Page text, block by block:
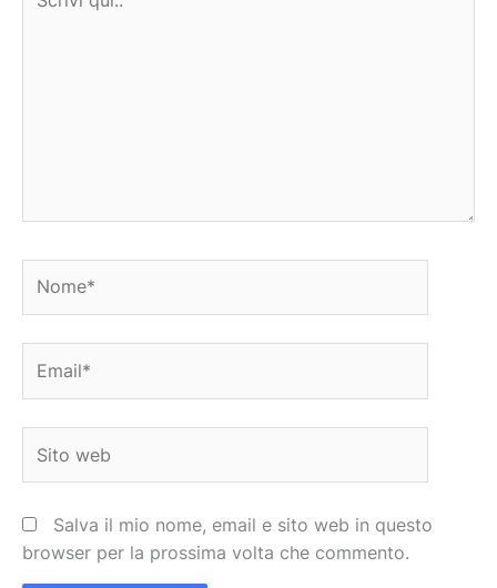
qui..
web
Salva il mio nome, email e sito web in questo
browser per la prossima volta che commento.